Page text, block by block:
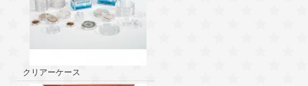
クリアーケース